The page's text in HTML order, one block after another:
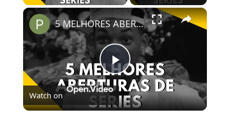
×
Play
Video
5 MELHORES ABERTURAS DE SÉRIES | Pipocas Tv #13
Watch on